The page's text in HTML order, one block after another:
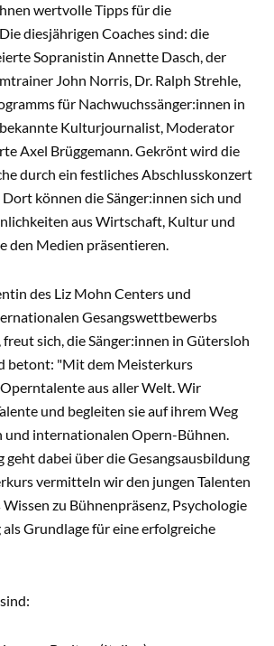
wertvolle Tipps für die
diesjährigen Coaches sind: die
Sopranistin Annette Dasch, der
John Norris, Dr. Ralph Strehle,
für Nachwuchssänger:innen in
Kulturjournalist, Moderator
Axel Brüggemann. Gekrönt wird die
durch ein festliches Abschlusskonzert
Dort können die Sänger:innen sich und
aus Wirtschaft, Kultur und
den Medien präsentieren.
des Liz Mohn Centers und
Gesangswettbewerbs
sich, die Sänger:innen in Gütersloh
betont: "Mit dem Meisterkurs
aus aller Welt. Wir
und begleiten sie auf ihrem Weg
und internationalen Opern-Bühnen.
geht dabei über die Gesangsausbildung
vermitteln wir den jungen Talenten
zu Bühnenpräsenz, Psychologie
Grundlage für eine erfolgreiche